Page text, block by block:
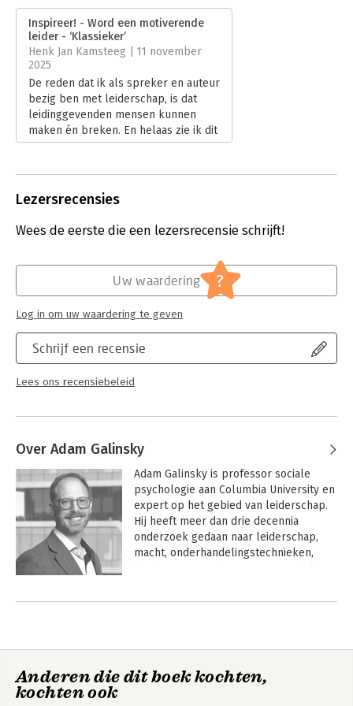
Verschijningsdatum:
10-9-2025
Hoofdrubriek: Leiderschap
Inspireer! - Word een motiverende
leider - ‘Klassieker’
Henk Jan Kamsteeg | 11 november
2025
De reden dat ik als spreker en auteur
bezig ben met leiderschap, is dat
leidinggevenden mensen kunnen
maken én breken. En helaas zie ik dit
laatste veel te vaak gebeuren. Het
is: het kán ook beter. Door te groeien
in dienend leiderschap. Hoe blij ben
Adam Galinsky: Inspireer! Wat mij
Lezersrecensies
Wees de eerste die een lezersrecensie schrijft!
Schrijf een recensie
Lees ons recensiebeleid
Uw waardering ?
Log in om uw waardering te geven
Over Adam Galinsky
Adam Galinsky is professor sociale
psychologie aan Columbia University en
expert op het gebied van leiderschap.
Hij heeft meer dan drie decennia
onderzoek gedaan naar leiderschap,
macht, onderhandelingstechnieken,
Anderen die dit boek kochten,
kochten ook